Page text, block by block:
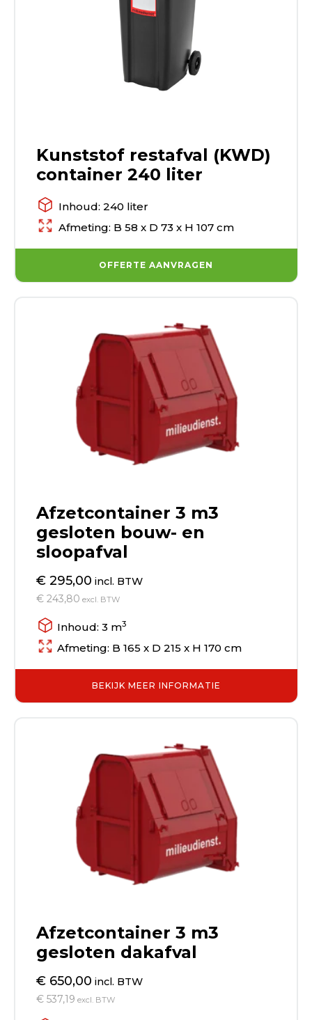
Kunststof restafval (KWD)
container 240 liter
Inhoud: 240 liter
Afmeting: B 58 x D 73 x H 107 cm
OFFERTE AANVRAGEN
Afzetcontainer 3 m3
gesloten bouw- en
sloopafval
€ 295,00 incl. BTW
€ 243,80 excl. BTW
Inhoud: 3 m3
Afmeting: B 165 x D 215 x H 170 cm
BEKIJK MEER INFORMATIE
Afzetcontainer 3 m3
gesloten dakafval
€ 650,00 incl. BTW
€ 537,19 excl. BTW